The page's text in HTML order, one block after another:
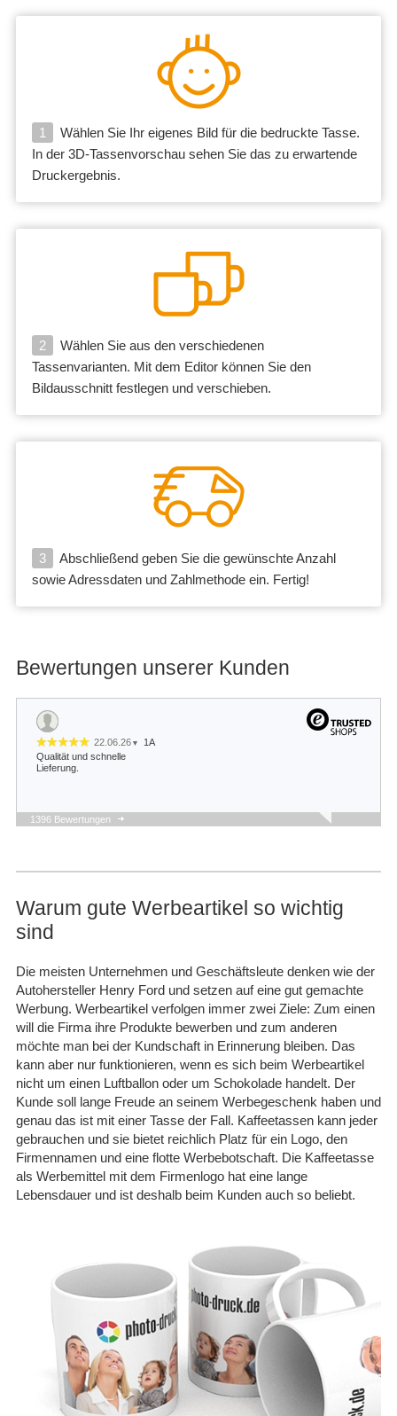
1
Wählen Sie Ihr eigenes Bild für die bedruckte Tasse.
In der 3D-Tassenvorschau sehen Sie das zu erwartende
Druckergebnis.
2
Wählen Sie aus den verschiedenen
Tassenvarianten. Mit dem Editor können Sie den
Bildausschnitt festlegen und verschieben.
3
Abschließend geben Sie die gewünschte Anzahl
sowie Adressdaten und Zahlmethode ein. Fertig!
Bewertungen unserer Kunden
22.06.26 ▼
1A
Qualität und schnelle
Lieferung.
Seher zufrieden und ich
werde immer bei euch
bestellen, wenn ich was
brauche zauber Ta…
08.05.26 ▼
11.04.26 ▼
Nachdem zunächst keine
kam, wurde auf Nachfrage
schnell reagiert und die
Tassen kamen …
Bewegung gesetzt um kurz
vor Weihnachten noch
auszuliefern. Supergut. 5
29.12.25
Alles bestens. Schnelle
Bearbeitung und Versand.
1396 Bewertungen
Warum gute Werbeartikel so wichtig
sind
Die meisten Unternehmen und Geschäftsleute denken wie der
Autohersteller Henry Ford und setzen auf eine gut gemachte
Werbung. Werbeartikel verfolgen immer zwei Ziele: Zum einen
will die Firma ihre Produkte bewerben und zum anderen
möchte man bei der Kundschaft in Erinnerung bleiben. Das
kann aber nur funktionieren, wenn es sich beim Werbeartikel
nicht um einen Luftballon oder um Schokolade handelt. Der
Kunde soll lange Freude an seinem Werbegeschenk haben und
genau das ist mit einer Tasse der Fall. Kaffeetassen kann jeder
gebrauchen und sie bietet reichlich Platz für ein Logo, den
Firmennamen und eine flotte Werbebotschaft. Die Kaffeetasse
als Werbemittel mit dem Firmenlogo hat eine lange
Lebensdauer und ist deshalb beim Kunden auch so beliebt.